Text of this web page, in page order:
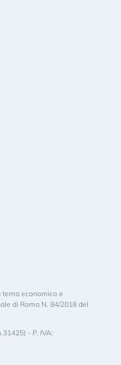
economico e
di Roma N. 84/2018 del
- P. IVA: